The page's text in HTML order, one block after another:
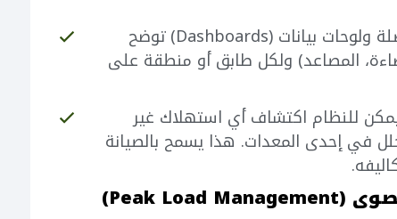
يوفر النظام تقارير مفصلة ولوحات بيانات (Dashboards) توضح
المصاعد) ولكل طابق أو منطقة على
يمكن للنظام اكتشاف أي استهلاك غير
في إحدى المعدات. هذا يسمح بالصيانة